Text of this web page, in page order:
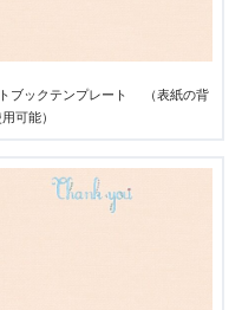
ブックテンプレート （表紙の背
可能）